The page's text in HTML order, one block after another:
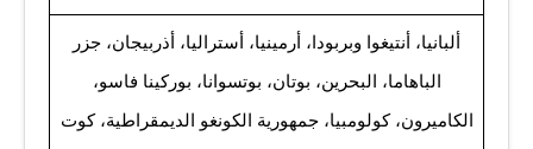
ألبانيا، أنتيغوا وبربودا، أرمينيا، أستراليا، أذربيجان، جزر
الباهاما، البحرين، بوتان، بوتسوانا، بوركينا فاسو،
الكاميرون، كولومبيا، جمهورية الكونغو الديمقراطية، كوت